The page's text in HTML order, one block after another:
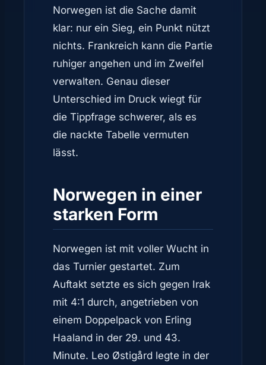
Norwegen ist die Sache damit
klar: nur ein Sieg, ein Punkt nützt
nichts. Frankreich kann die Partie
ruhiger angehen und im Zweifel
verwalten. Genau dieser
Unterschied im Druck wiegt für
die Tippfrage schwerer, als es
die nackte Tabelle vermuten
lässt.
Norwegen in einer
starken Form
Norwegen ist mit voller Wucht in
das Turnier gestartet. Zum
Auftakt setzte es sich gegen Irak
mit 4:1 durch, angetrieben von
einem Doppelpack von Erling
Haaland in der 29. und 43.
Minute. Leo Østigård legte in der